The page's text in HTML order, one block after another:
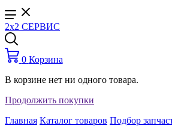
2x2 СЕРВИС
0 Корзина
В корзине нет ни одного товара.
Продолжить покупки
Главная Каталог товаров Подбор